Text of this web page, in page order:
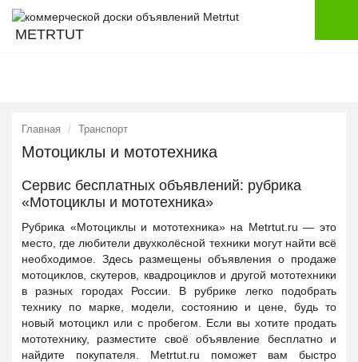
METRTUT
Главная Транспорт
Мотоциклы и мототехника
Сервис бесплатных объявлений: рубрика
«Мотоциклы и мототехника»
Рубрика «Мотоциклы и мототехника» на Metrtut.ru — это
место, где любители двухколёсной техники могут найти всё
необходимое. Здесь размещены объявления о продаже
мотоциклов, скутеров, квадроциклов и другой мототехники
в разных городах России. В рубрике легко подобрать
технику по марке, модели, состоянию и цене, будь то
новый мотоцикл или с пробегом. Если вы хотите продать
мототехнику, разместите своё объявление бесплатно и
найдите покупателя. Metrtut.ru поможет вам быстро